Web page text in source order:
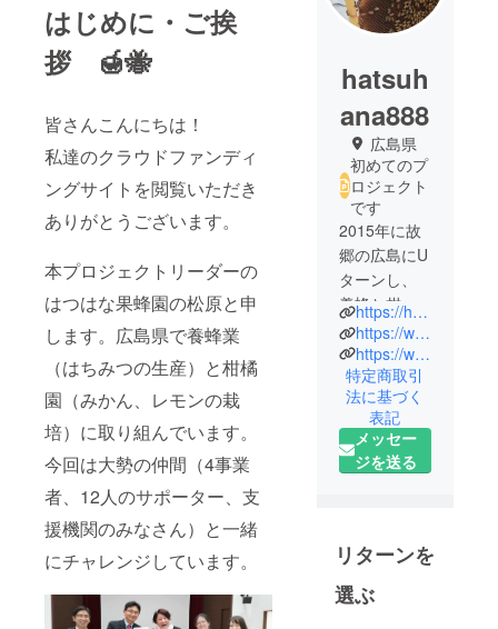
はじめに・ご挨
拶 🍯🐝
皆さんこんにちは！
私達のクラウドファンディ
ングサイトを閲覧いただき
ありがとうございます。
本プロジェクトリーダーの
はつはな果蜂園の松原と申
します。広島県で養蜂業
（はちみつの生産）と柑橘
園（みかん、レモンの栽
培）に取り組んでいます。
今回は大勢の仲間（4事業
者、12人のサポーター、支
援機関のみなさん）と一緒
にチャレンジしています。
hatsuh
ana888
広島県
初めてのプ
ロジェクト
です
2015年に故
郷の広島にU
ターンし、
養蜂と柑橘
類の生産を
はじめまし
た。
養蜂は巣箱
の設置場所
を厳選し、
ばちの健康
状態に配慮
した飼育を
https://hatsuhana888.com/
https://www.facebook.com/hatsuhana.kahouen/
https://www.instagram.com/hatsuhana888/?hl=ja
特定商取引
法に基づく
表記
メッセー
ジを送る
リターンを
選ぶ